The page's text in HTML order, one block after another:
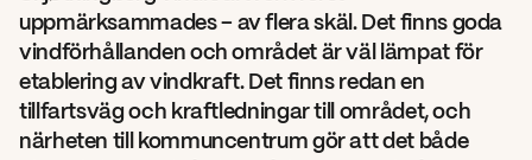
uppmärksammades – av flera skäl. Det finns goda
vindförhållanden och området är väl lämpat för
etablering av vindkraft. Det finns redan en
tillfartsväg och kraftledningar till området, och
närheten till kommuncentrum gör att det både